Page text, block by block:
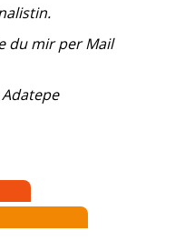
du mir per Mail